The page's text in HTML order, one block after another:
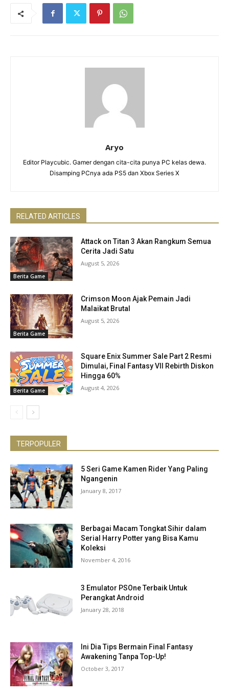
Aryo
Editor Playcubic. Gamer dengan cita-cita punya PC kelas dewa.
Disamping PCnya ada PS5 dan Xbox Series X
RELATED ARTICLES
Berita Game
Attack on Titan 3 Akan Rangkum Semua
Cerita Jadi Satu
August 5, 2026
Berita Game
Crimson Moon Ajak Pemain Jadi
Malaikat Brutal
August 5, 2026
Berita Game
Square Enix Summer Sale Part 2 Resmi
Dimulai, Final Fantasy VII Rebirth Diskon
Hingga 60%
August 4, 2026
TERPOPULER
5 Seri Game Kamen Rider Yang Paling
Ngangenin
January 8, 2017
Berbagai Macam Tongkat Sihir dalam
Serial Harry Potter yang Bisa Kamu
Koleksi
November 4, 2016
3 Emulator PSOne Terbaik Untuk
Perangkat Android
January 28, 2018
Ini Dia Tips Bermain Final Fantasy
Awakening Tanpa Top-Up!
October 3, 2017